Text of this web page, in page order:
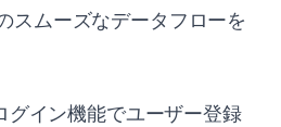
スムーズなデータフローを
イン機能でユーザー登録